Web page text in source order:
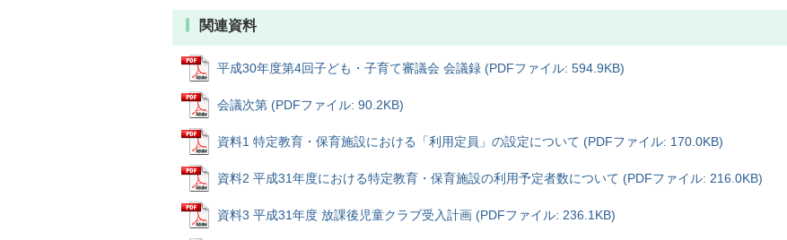
関連資料
平成30年度第4回子ども・子育て審議会 会議録 (PDFファイル: 594.9KB)
会議次第 (PDFファイル: 90.2KB)
資料1 特定教育・保育施設における「利用定員」の設定について (PDFファイル: 170.0KB)
資料2 平成31年度における特定教育・保育施設の利用予定者数について (PDFファイル: 216.0KB)
資料3 平成31年度 放課後児童クラブ受入計画 (PDFファイル: 236.1KB)